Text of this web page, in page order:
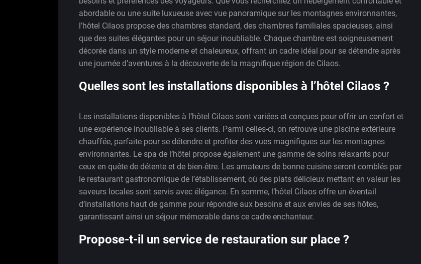
abordable ou une suite luxueuse avec vue panoramique sur les montagnes environnantes,
l’hôtel Cilaos propose des chambres standard, des chambres familiales spacieuses, ainsi
que des suites élégantes pour un séjour inoubliable. Chaque chambre est soigneusement
décorée dans un style moderne et chaleureux, offrant un cadre idéal pour se détendre après
une journée d’aventures à la découverte de la magnifique région de Cilaos.
Quelles sont les installations disponibles à l’hôtel Cilaos ?
Les installations disponibles à l’hôtel Cilaos sont variées et conçues pour offrir un confort et
une expérience inoubliable à ses clients. Parmi celles-ci, on retrouve une piscine extérieure
chauffée, parfaite pour se détendre et profiter des vues magnifiques sur les montagnes
environnantes. Le spa de l’hôtel propose également une gamme de soins relaxants pour
ceux en quête de détente et de bien-être. Les amateurs de bonne cuisine seront comblés par
le restaurant gastronomique de l’établissement, où des plats délicieux mettant en valeur les
saveurs locales sont servis avec élégance. En somme, l’hôtel Cilaos offre un éventail
d’installations haut de gamme pour répondre aux besoins et aux envies de ses hôtes,
garantissant ainsi un séjour mémorable dans ce cadre enchanteur.
Propose-t-il un service de restauration sur place ?